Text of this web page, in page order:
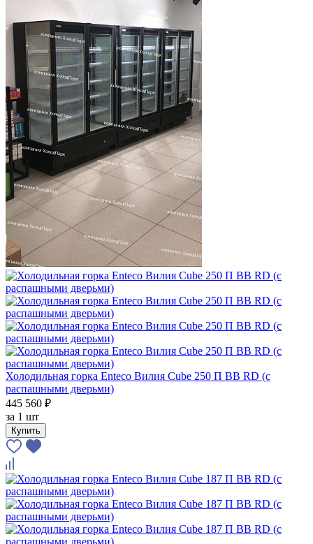
Холодильная горка Enteco Вилия Cube 250 П ВВ RD (с
распашными дверьми)
445 560 ₽
за 1 шт
Купить